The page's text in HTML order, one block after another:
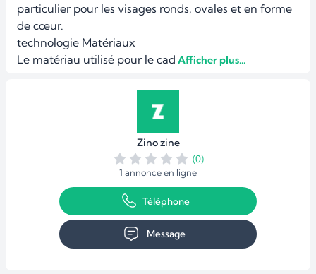
particulier pour les visages ronds, ovales et en forme
de cœur.
technologie Matériaux
Le matériau utilisé pour le cad Afficher plus...
Zino zine
(0)
1 annonce en ligne
Téléphone
Message